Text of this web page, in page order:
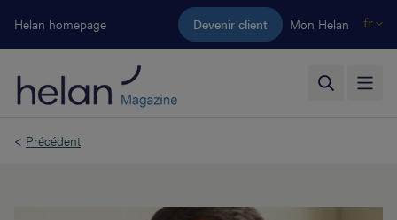
Aller au contenu principal
Helan homepage Devenir client Mon Helan fr
< Précédent